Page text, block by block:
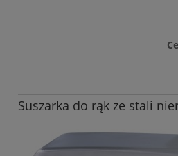
Suszarka do rąk ze stali